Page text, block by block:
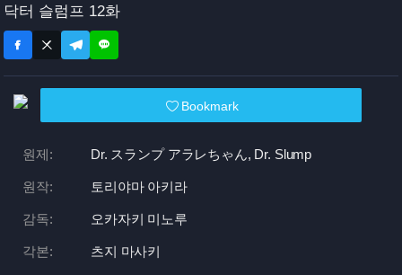
닥터 슬럼프 12화
Bookmark
원제: Dr. スランプ アラレちゃん, Dr. Slump
원작: 토리야마 아키라
감독: 오카자키 미노루
각본: 츠지 마사키